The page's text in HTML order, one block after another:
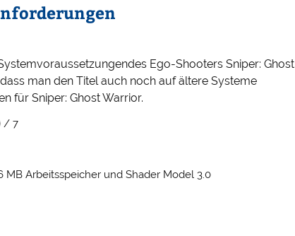
Ego-Shooters Sniper: Ghost
man den Titel auch noch auf ältere Systeme
für Sniper: Ghost Warrior.
/ 7
MB Arbeitsspeicher und Shader Model 3.0